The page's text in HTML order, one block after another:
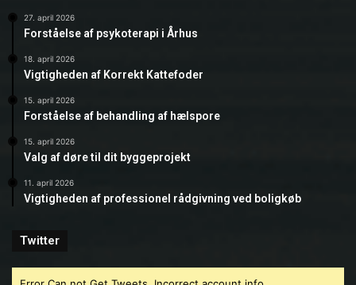
27. april 2026
Forståelse af psykoterapi i Århus
18. april 2026
Vigtigheden af Korrekt Kattefoder
15. april 2026
Forståelse af behandling af hælspore
15. april 2026
Valg af døre til dit byggeprojekt
11. april 2026
Vigtigheden af professionel rådgivning ved boligkøb
Twitter